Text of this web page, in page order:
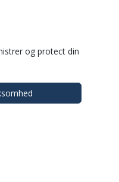
og protect din